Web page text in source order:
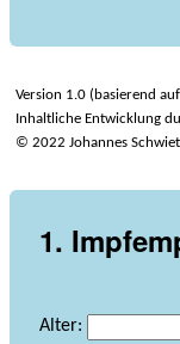
Version 1.0 (basierend
Inhaltliche Entwicklung
© 2022 Johannes
1.
Alter: